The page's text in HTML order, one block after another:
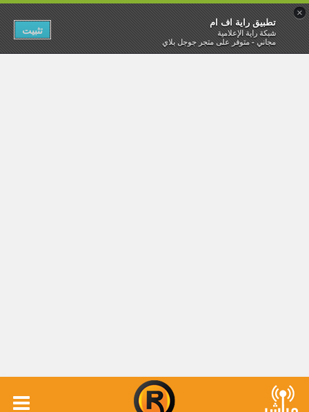
×
تطبيق راية اف ام
شبكة راية الإعلامية
مجاني - متوفر على متجر جوجل بلاي
تثبيت